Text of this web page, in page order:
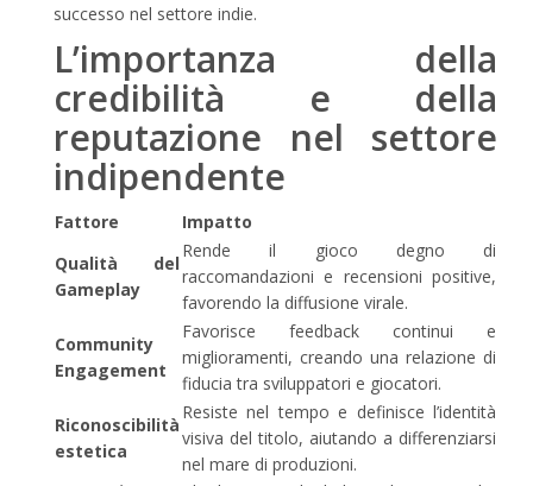
successo nel settore indie.
L’importanza della
credibilità e della
reputazione nel settore
indipendente
Fattore
Impatto
Qualità del
Gameplay
Rende il gioco degno di
raccomandazioni e recensioni positive,
favorendo la diffusione virale.
Community
Engagement
Favorisce feedback continui e
miglioramenti, creando una relazione di
fiducia tra sviluppatori e giocatori.
Riconoscibilità
estetica
Resiste nel tempo e definisce l’identità
visiva del titolo, aiutando a differenziarsi
nel mare di produzioni.